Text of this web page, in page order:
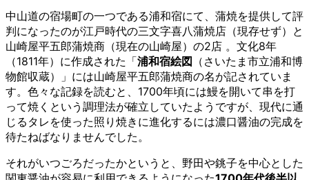
中山道の宿場町の一つである浦和宿にて、蒲焼を提供して評
判になったのが江戸時代の三文字喜八蒲焼店（現存せず）と
山崎屋平五郎蒲焼商（現在の山崎屋）の2店 。文化8年
（1811年）に作成された「浦和宿絵図 （さいたま市立浦和博
物館収蔵）」には山崎屋平五郎蒲焼商の名が記されていま
す。色々な記録を読むと、1700年頃には鰻を開いて串を打
って焼くという調理法が確立していたようですが、現代に通
じるタレを使った照り焼きに進化するには濃口醤油の完成を
待たねばなりませんでした。
それがいつごろだったかというと、野田や銚子を中心とした